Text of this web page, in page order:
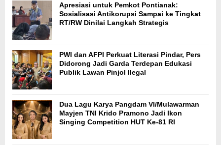
Apresiasi untuk Pemkot Pontianak:
Sosialisasi Antikorupsi Sampai ke Tingkat
RT/RW Dinilai Langkah Strategis
PWI dan AFPI Perkuat Literasi Pindar, Pers
Didorong Jadi Garda Terdepan Edukasi
Publik Lawan Pinjol Ilegal
Dua Lagu Karya Pangdam VI/Mulawarman
Mayjen TNI Krido Pramono Jadi Ikon
Singing Competition HUT Ke-81 RI